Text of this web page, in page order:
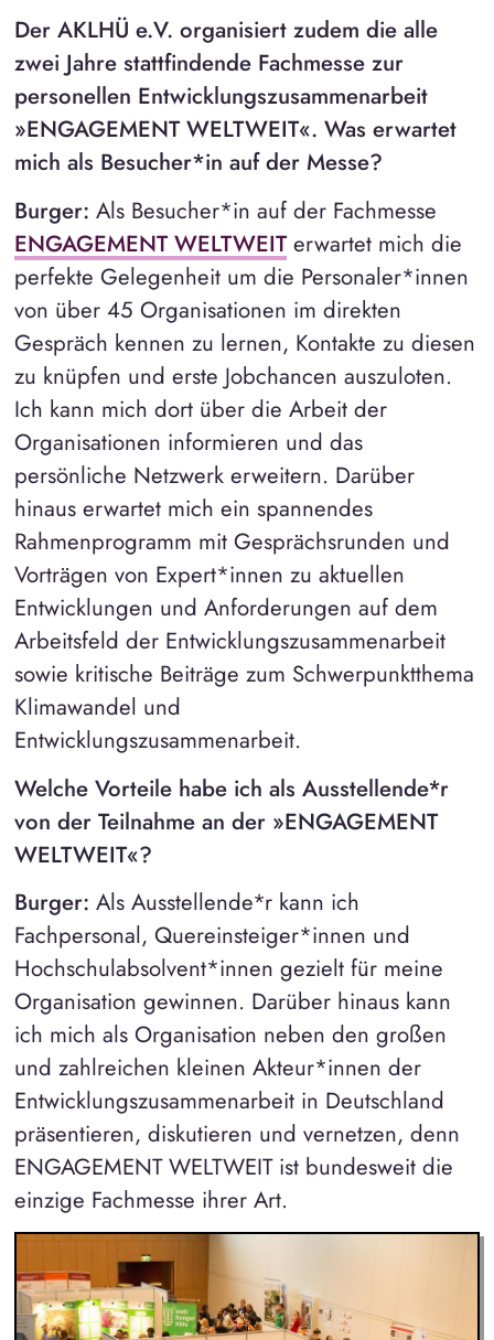
Der AKLHÜ e.V. organisiert zudem die alle
zwei Jahre stattfindende Fachmesse zur
personellen Entwicklungszusammenarbeit
»ENGAGEMENT WELTWEIT«. Was erwartet
mich als Besucher*in auf der Messe?
Burger: Als Besucher*in auf der Fachmesse
ENGAGEMENT WELTWEITerwartet mich die
perfekte Gelegenheit um die Personaler*innen
von über 45 Organisationen im direkten
Gespräch kennen zu lernen, Kontakte zu diesen
zu knüpfen und erste Jobchancen auszuloten.
Ich kann mich dort über die Arbeit der
Organisationen informieren und das
persönliche Netzwerk erweitern. Darüber
hinaus erwartet mich ein spannendes
Rahmenprogramm mit Gesprächsrunden und
Vorträgen von Expert*innen zu aktuellen
Entwicklungen und Anforderungen auf dem
Arbeitsfeld der Entwicklungszusammenarbeit
sowie kritische Beiträge zum Schwerpunktthema
Klimawandel und
Entwicklungszusammenarbeit.
Welche Vorteile habe ich als Ausstellende*r
von der Teilnahme an der »ENGAGEMENT
WELTWEIT«?
Burger: Als Ausstellende*r kann ich
Fachpersonal, Quereinsteiger*innen und
Hochschulabsolvent*innen gezielt für meine
Organisation gewinnen. Darüber hinaus kann
ich mich als Organisation neben den großen
und zahlreichen kleinen Akteur*innen der
Entwicklungszusammenarbeit in Deutschland
präsentieren, diskutieren und vernetzen, denn
ENGAGEMENT WELTWEIT ist bundesweit die
einzige Fachmesse ihrer Art.